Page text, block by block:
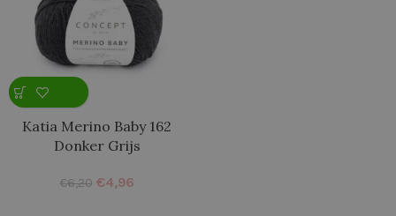
Katia Merino Baby 162
Donker Grijs
€6,20 €4,96